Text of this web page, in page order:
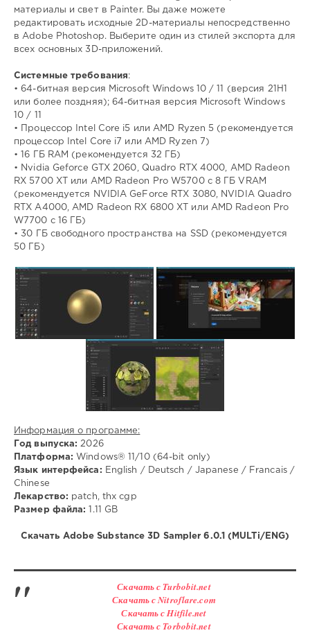
материалы и свет в Painter. Вы даже можете
редактировать исходные 2D-материалы непосредственно
в Adobe Photoshop. Выберите один из стилей экспорта для
всех основных 3D-приложений.
Системные требования:
• 64-битная версия Microsoft Windows 10 / 11 (версия 21H1
или более поздняя); 64-битная версия Microsoft Windows
10 / 11
• Процессор Intel Core i5 или AMD Ryzen 5 (рекомендуется
процессор Intel Core i7 или AMD Ryzen 7)
• 16 ГБ RAM (рекомендуется 32 ГБ)
• Nvidia Geforce GTX 2060, Quadro RTX 4000, AMD Radeon
RX 5700 XT или AMD Radeon Pro W5700 с 8 ГБ VRAM
(рекомендуется NVIDIA GeForce RTX 3080, NVIDIA Quadro
RTX A4000, AMD Radeon RX 6800 XT или AMD Radeon Pro
W7700 с 16 ГБ)
• 30 ГБ свободного пространства на SSD (рекомендуется
50 ГБ)
Информация о программе:
Год выпуска: 2026
Платформа: Windows® 11/10 (64-bit only)
Язык интерфейса: English / Deutsch / Japanese / Francais /
Chinese
Лекарство: patch, thx cgp
Размер файла:
1.11 GB
Скачать Adobe Substance 3D Sampler 6.0.1 (MULTi/ENG)
Скачать с Turbobit.net
Скачать с Nitroflare.com
Скачать с Hitfile.net
Скачать с Torbobit.net